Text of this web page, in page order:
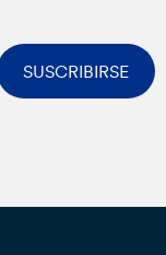
SUSCRIBIRSE